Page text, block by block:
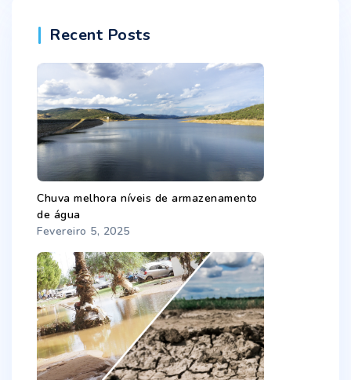
Recent Posts
Chuva melhora níveis de armazenamento
de água
Fevereiro 5, 2025